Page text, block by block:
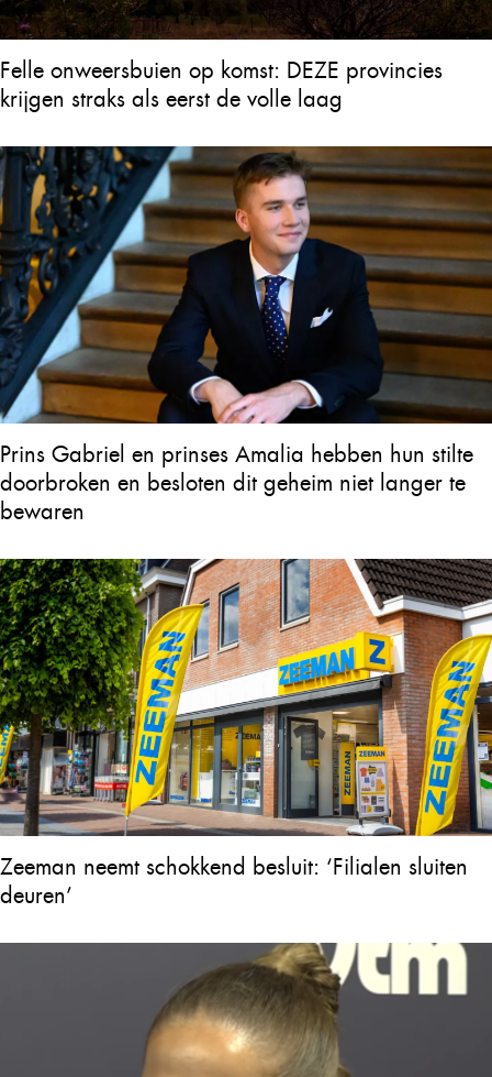
Felle onweersbuien op komst: DEZE provincies
krijgen straks als eerst de volle laag
Prins Gabriel en prinses Amalia hebben hun stilte
doorbroken en besloten dit geheim niet langer te
bewaren
Zeeman neemt schokkend besluit: ‘Filialen sluiten
deuren’